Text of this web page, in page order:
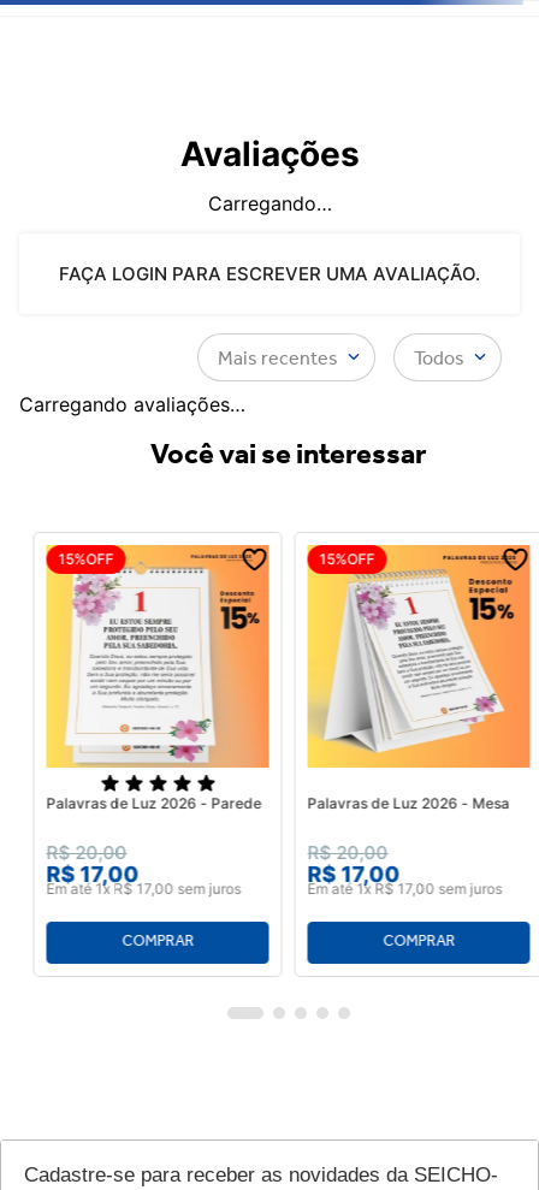
Avaliações
Carregando…
FAÇA LOGIN PARA ESCREVER UMA AVALIAÇÃO.
Mais recentes Todos
Carregando avaliações…
Você vai se interessar
15%OFF
Palavras de Luz 2026 - Parede
R$ 20,00
R$ 17,00
Em até 1x R$ 17,00 sem juros
15%OFF
Palavras de Luz 2026 - Mesa
R$ 20,00
R$ 17,00
Em até 1x R$ 17,00 sem juros
Cadastre-se para receber as novidades da SEICHO-